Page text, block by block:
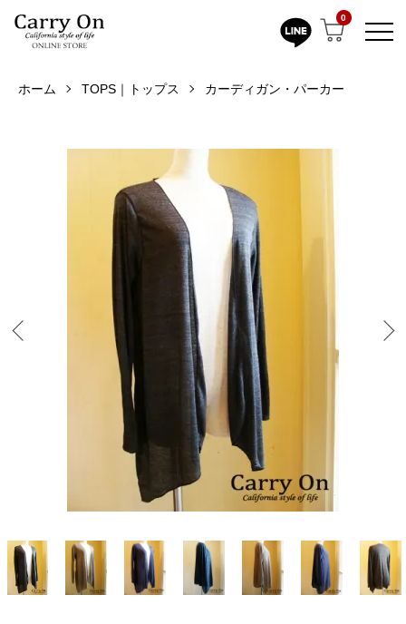
0
ホーム TOPS｜トップス カーディガン・パーカー